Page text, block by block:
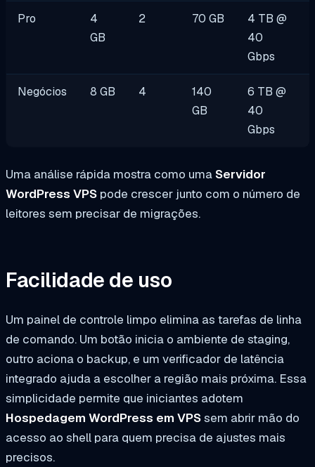
Pro
4
GB
2 70 GB
4 TB @
40
Gbps
Negócios 8 GB 4
140
GB
6 TB @
40
Gbps
Uma análise rápida mostra como umaServidor
WordPress VPS pode crescer junto com o número de
leitores sem precisar de migrações.
Facilidade de uso
Um painel de controle limpo elimina as tarefas de linha
de comando. Um botão inicia o ambiente de staging,
outro aciona o backup, e um verificador de latência
integrado ajuda a escolher a região mais próxima. Essa
simplicidade permite que iniciantes adotem
Hospedagem WordPress em VPSsem abrir mão do
acesso ao shell para quem precisa de ajustes mais
precisos.